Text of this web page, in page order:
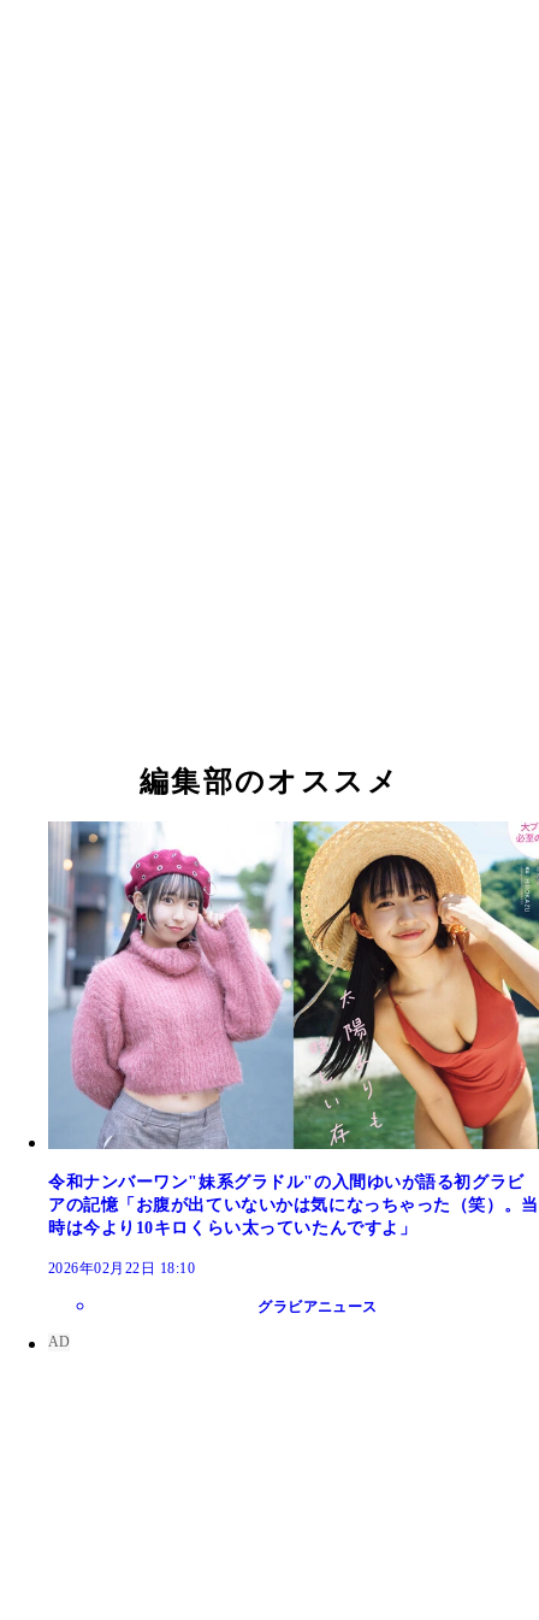
編集部のオススメ
令和ナンバーワン"妹系グラドル"の入間ゆいが語る初グラビ
アの記憶「お腹が出ていないかは気になっちゃった（笑）。当
時は今より10キロくらい太っていたんですよ」
2026年02月22日 18:10
グラビアニュース